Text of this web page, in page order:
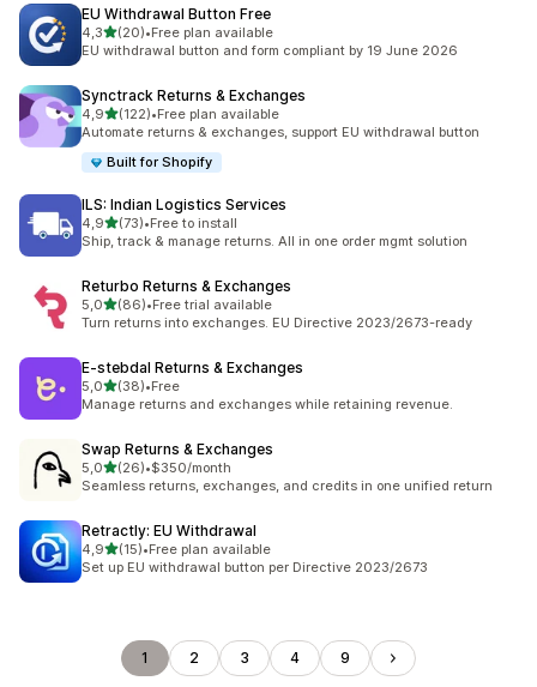
EU Withdrawal Button Free
4,3z 5 hvězd
(20)
Celkový počet recenzí: 20
•Free plan available
EU withdrawal button and form compliant by 19 June 2026
Synctrack Returns & Exchanges
4,9z 5 hvězd
(122)
Celkový počet recenzí: 122
•Free plan available
Automate returns & exchanges, support EU withdrawal button
Built for Shopify
ILS: Indian Logistics Services
4,9z 5 hvězd
(73)
Celkový počet recenzí: 73
•Free to install
Ship, track & manage returns. All in one order mgmt solution
Returbo Returns & Exchanges
5,0z 5 hvězd
(86)
Celkový počet recenzí: 86
•Free trial available
Turn returns into exchanges. EU Directive 2023/2673-ready
E‑stebdal Returns & Exchanges
5,0z 5 hvězd
(38)
Celkový počet recenzí: 38
•Free
Manage returns and exchanges while retaining revenue.
Swap Returns & Exchanges
5,0z 5 hvězd
(26)
Celkový počet recenzí: 26
•$350/month
Seamless returns, exchanges, and credits in one unified return
Retractly: EU Withdrawal
4,9z 5 hvězd
(15)
Celkový počet recenzí: 15
•Free plan available
Set up EU withdrawal button per Directive 2023/2673
1 2 3 4 9